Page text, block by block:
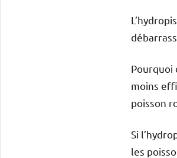
Pourquoi
moins
poisson
Si
les